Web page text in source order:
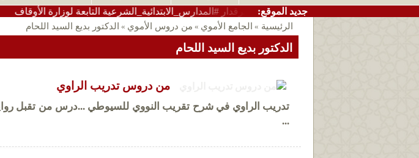
• الاستاذ سامر بيرقدار #المدارس_الابتدائية_الشرعية التابعة لوزارة الأوقاف
:جديد الموقع
الرئيسية » الجامع الأموي » من دروس الأموي » الدكتور بديع السيد اللحام
الدكتور بديع السيد اللحام
من دروس تدريب الراوي
تدريب الراوي في شرح تقريب النووي للسيوطي ...درس من تقبل
...